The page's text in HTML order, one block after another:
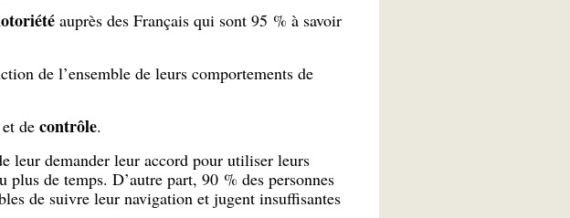
auprès des Français qui sont 95 % à savoir
de l’ensemble de leurs comportements de
de contrôle.
leur demander leur accord pour utiliser leurs
de temps. D’autre part, 90 % des personnes
de suivre leur navigation et jugent insuffisantes